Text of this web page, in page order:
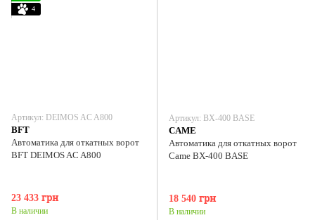
4
Артикул: DEIMOS AC A800
BFT
Автоматика для откатных ворот
BFT DEIMOS AC A800
23 433 грн
В наличии
Артикул: ВХ-400 BASE
CAME
Автоматика для откатных ворот
Came ВХ-400 BASE
18 540 грн
В наличии